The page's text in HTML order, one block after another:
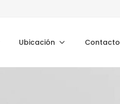
Ubicación Contacto